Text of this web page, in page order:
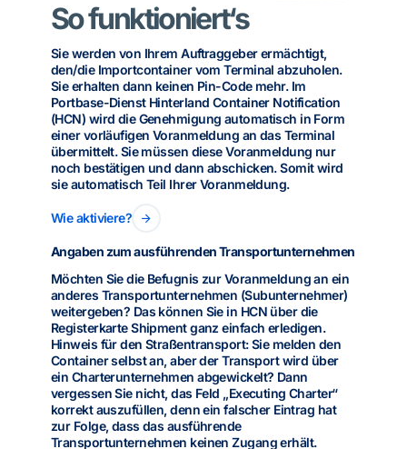
So funktioniert‘s
Sie werden von Ihrem Auftraggeber ermächtigt,
den/die Importcontainer vom Terminal abzuholen.
Sie erhalten dann keinen Pin-Code mehr. Im
Portbase-Dienst Hinterland Container Notification
(HCN) wird die Genehmigung automatisch in Form
einer vorläufigen Voranmeldung an das Terminal
übermittelt. Sie müssen diese Voranmeldung nur
noch bestätigen und dann abschicken. Somit wird
sie automatisch Teil Ihrer Voranmeldung.
Wie aktiviere?
Angaben zum ausführenden Transportunternehmen
Möchten Sie die Befugnis zur Voranmeldung an ein
anderes Transportunternehmen (Subunternehmer)
weitergeben? Das können Sie in HCN über die
Registerkarte Shipment ganz einfach erledigen.
Hinweis für den Straßentransport: Sie melden den
Container selbst an, aber der Transport wird über
ein Charterunternehmen abgewickelt? Dann
vergessen Sie nicht, das Feld „Executing Charter“
korrekt auszufüllen, denn ein falscher Eintrag hat
zur Folge, dass das ausführende
Transportunternehmen keinen Zugang erhält.